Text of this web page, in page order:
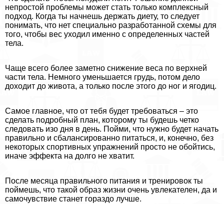
непростой проблемы может стать только комплексный
подход. Когда ты начнешь держать диету, то следует
понимать, что нет специально разработанной схемы для
того, чтобы вес уходил именно с определенных частей
тела.
Чаще всего более заметно снижение веса по верхней
части тела. Немного уменьшается гpyдь, потом дело
доходит до живота, а только после этого до ног и ягoдиц.
Самое главное, что от тебя будет требоваться – это
сделать подробный план, которому ты будешь четко
следовать изо дня в день. Пойми, что нужно будет начать
правильно и сбалансированно питаться, и, конечно, без
некоторых спортивных упражнений просто не обойтись,
иначе эффекта на долго не хватит.
После месяца правильного питания и тренировок ты
поймешь, что такой образ жизни очень увлекателен, да и
самочувствие станет гораздо лучше.